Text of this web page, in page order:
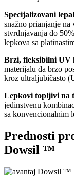
Specijalizovani
snažno prianjanje
stvrdnjavanja do
lepkova sa
Brzi, fleksibilni UV
materijalu da brzo
kroz ultraljubičasto
Lepkovi topljivi na
jedinstvenu
sa konvencionalnim
Prednosti
Dowsil ™